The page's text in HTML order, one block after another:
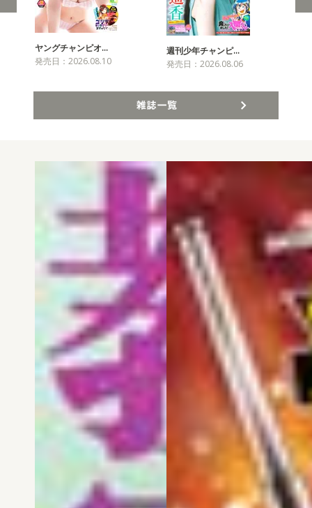
ヤングチャンピオ…
発売日：2026.08.10
週刊少年チャンピ…
発売日：2026.08.06